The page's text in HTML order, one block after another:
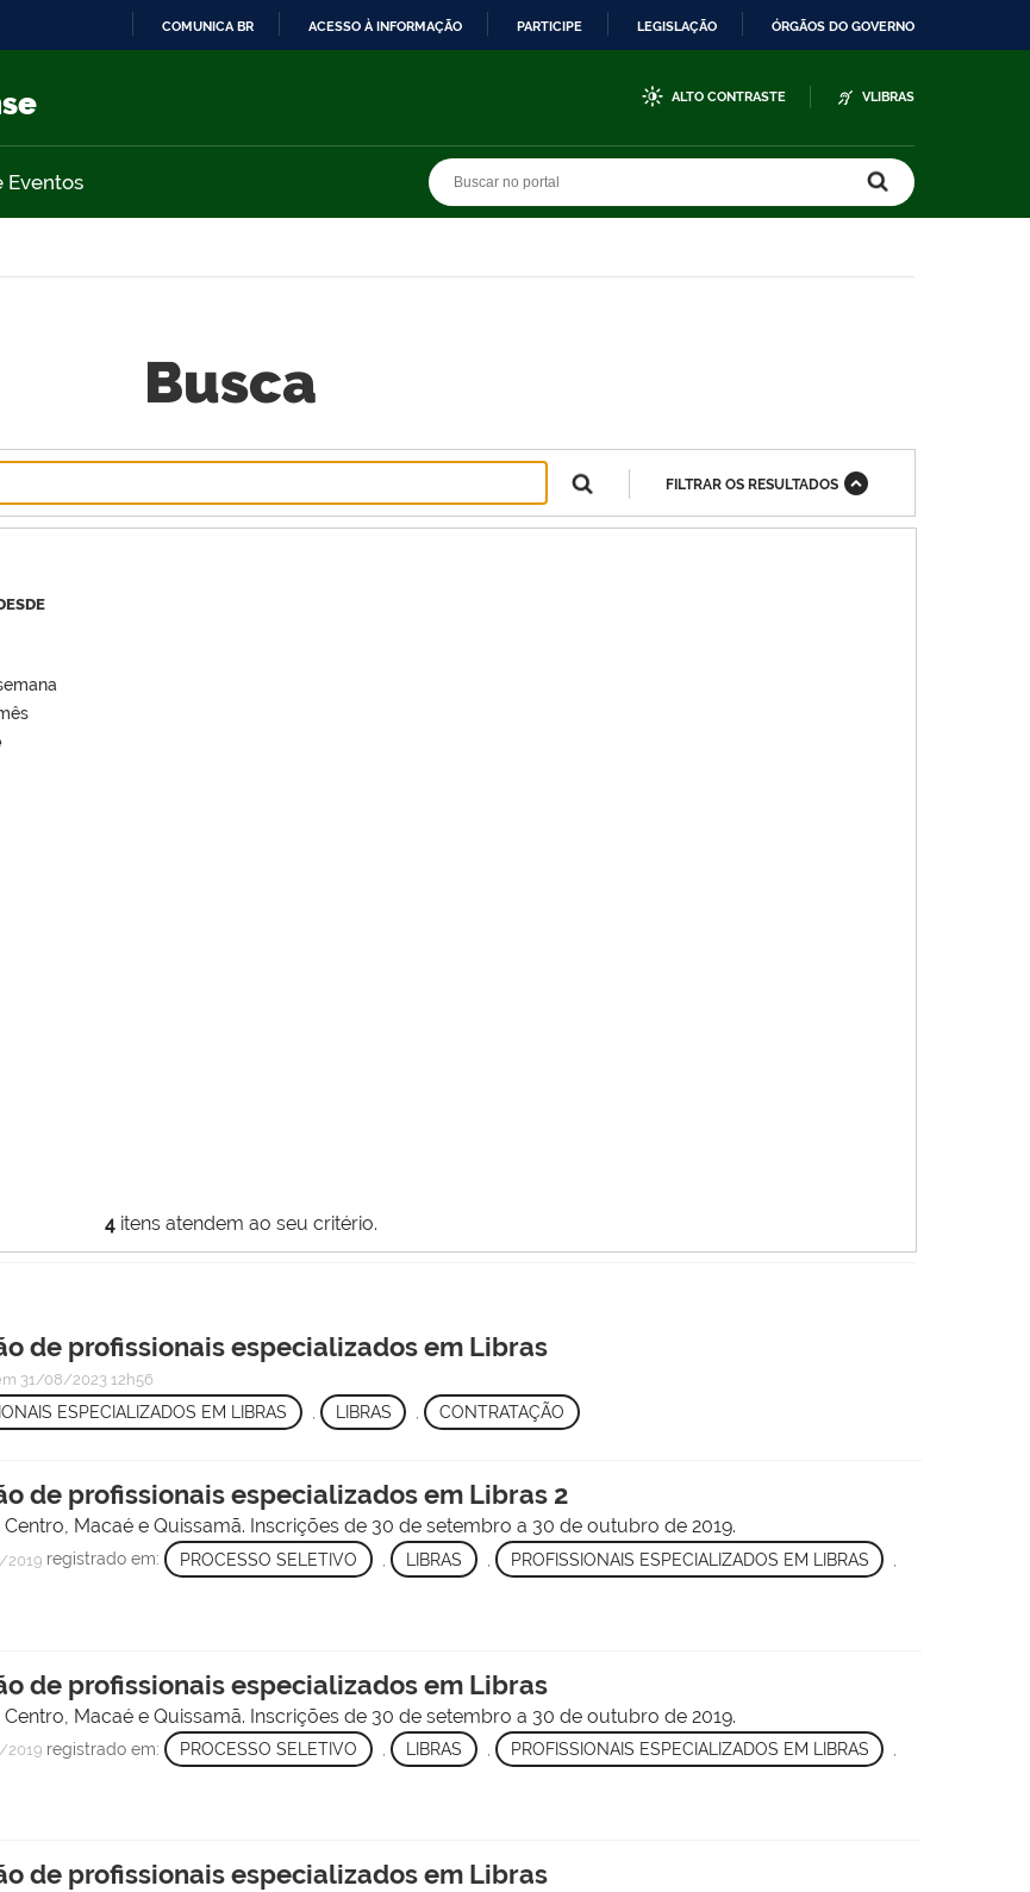
COMUNICA BR ACESSO À INFORMAÇÃO PARTICIPE LEGISLAÇÃO ÓRGÃOS DO GOVERNO
ALTO CONTRASTE VLIBRAS
Eventos
Busca
4itens atendem ao seu critério.
FILTRAR OS RESULTADOS
de profissionais especializados em Libras
31/08/2023 12h56
ESPECIALIZADOS EM LIBRAS LIBRAS , CONTRATAÇÃO
de profissionais especializados em Libras 2
Macaé e Quissamã. Inscrições de 30 de setembro a 30 de outubro de 2019.
2019 registrado em: PROCESSO SELETIVO LIBRAS PROFISSIONAIS ESPECIALIZADOS EM LIBRAS
de profissionais especializados em Libras
Macaé e Quissamã. Inscrições de 30 de setembro a 30 de outubro de 2019.
2019 registrado em: PROCESSO SELETIVO LIBRAS PROFISSIONAIS ESPECIALIZADOS EM LIBRAS
de profissionais especializados em Libras